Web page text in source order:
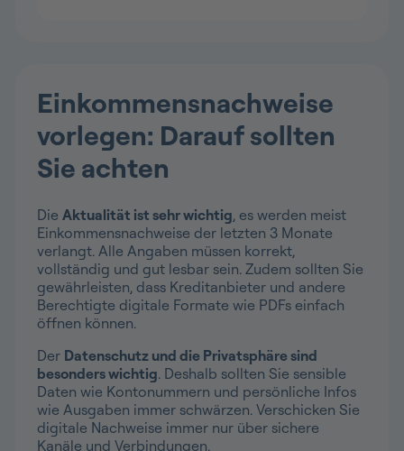
Einkommensnachweise
vorlegen: Darauf sollten
Sie achten
Die Aktualität ist sehr wichtig, es werden meist
Einkommensnachweise der letzten 3 Monate
verlangt. Alle Angaben müssen korrekt,
vollständig und gut lesbar sein. Zudem sollten Sie
gewährleisten, dass Kreditanbieter und andere
Berechtigte digitale Formate wie PDFs einfach
öffnen können.
Der Datenschutz und die Privatsphäre sind
besonders wichtig. Deshalb sollten Sie sensible
Daten wie Kontonummern und persönliche Infos
wie Ausgaben immer schwärzen. Verschicken Sie
digitale Nachweise immer nur über sichere
Kanäle und Verbindungen.